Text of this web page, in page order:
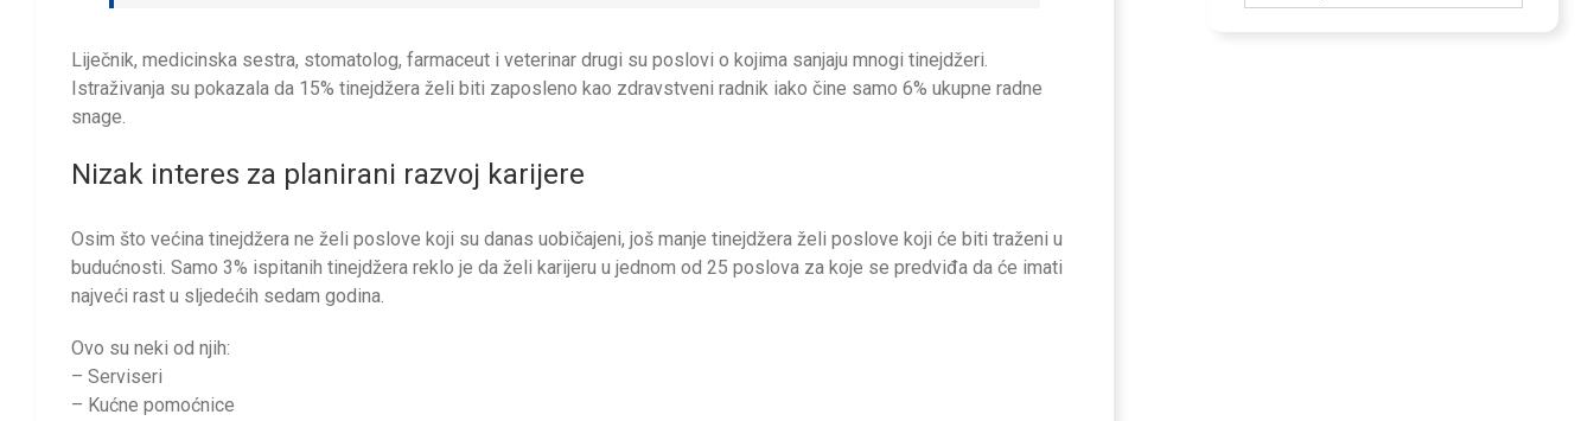
Liječnik, medicinska sestra, stomatolog, farmaceut i veterinar drugi su poslovi o kojima sanjaju mnogi tinejdžeri.
Istraživanja su pokazala da 15% tinejdžera želi biti zaposleno kao zdravstveni radnik iako čine samo 6% ukupne radne
snage.
Nizak interes za planirani razvoj karijere
Osim što većina tinejdžera ne želi poslove koji su danas uobičajeni, još manje tinejdžera želi poslove koji će biti traženi u
budućnosti. Samo 3% ispitanih tinejdžera reklo je da želi karijeru u jednom od 25 poslova za koje se predviđa da će imati
najveći rast u sljedećih sedam godina.
Ovo su neki od njih:
– Serviseri
– Kućne pomoćnice